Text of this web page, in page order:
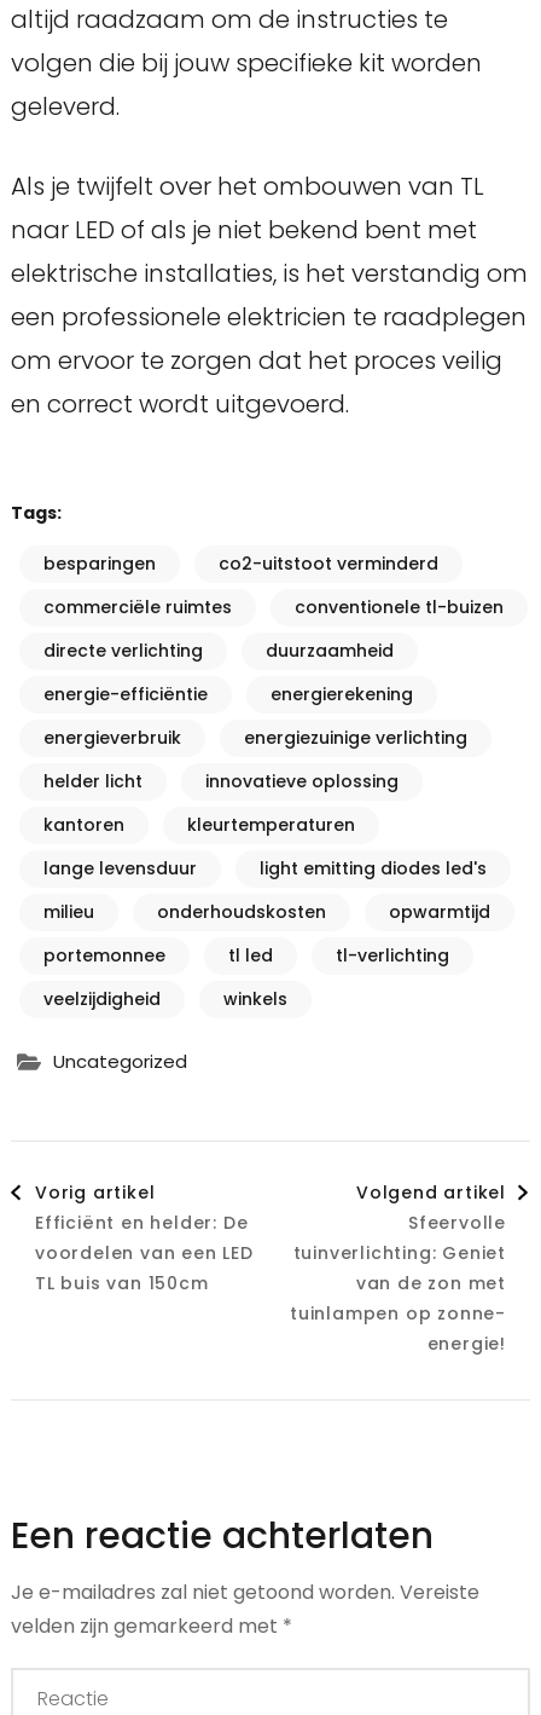
altijd raadzaam om de instructies te
volgen die bij jouw specifieke kit worden
geleverd.
Als je twijfelt over het ombouwen van TL
naar LED of als je niet bekend bent met
elektrische installaties, is het verstandig om
een professionele elektricien te raadplegen
om ervoor te zorgen dat het proces veilig
en correct wordt uitgevoerd.
Tags:
besparingen
co2-uitstoot verminderd
commerciële ruimtes
conventionele tl-buizen
directe verlichting
duurzaamheid
energie-efficiëntie
energierekening
energieverbruik
energiezuinige verlichting
helder licht
innovatieve oplossing
kantoren
kleurtemperaturen
lange levensduur
light emitting diodes led's
milieu
onderhoudskosten
opwarmtijd
portemonnee
tl led
tl-verlichting
veelzijdigheid
winkels
Uncategorized
Berichtnavigatie
Vorig artikel
Efficiënt en helder: De
voordelen van een LED
TL buis van 150cm
Volgend artikel
Sfeervolle
tuinverlichting: Geniet
van de zon met
tuinlampen op zonne-
energie!
Een reactie achterlaten
Je e-mailadres zal niet getoond worden. Vereiste
velden zijn gemarkeerd met *